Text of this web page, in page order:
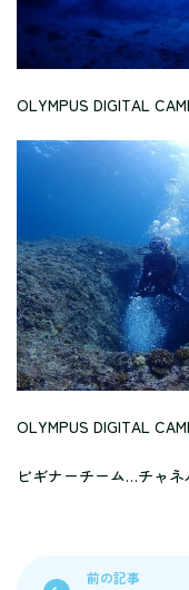
OLYMPUS DIGITAL
OLYMPUS DIGITAL
ビギナーチーム…チャ
前の記事